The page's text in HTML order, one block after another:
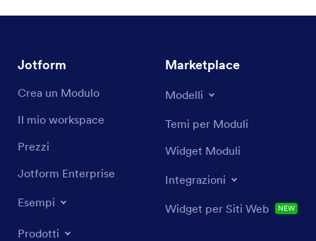
Jotform
Crea un Modulo
Il mio workspace
Prezzi
Jotform Enterprise
Esempi
Prodotti
Marketplace
Modelli
Temi per Moduli
Widget Moduli
Integrazioni
Widget per Siti Web NEW